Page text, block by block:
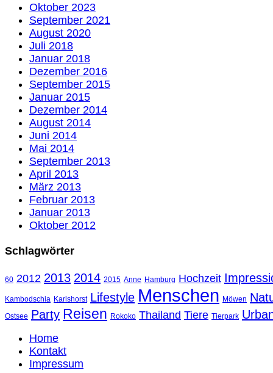
Oktober 2023
September 2021
August 2020
Juli 2018
Januar 2018
Dezember 2016
September 2015
Januar 2015
Dezember 2014
August 2014
Juni 2014
Mai 2014
September 2013
April 2013
März 2013
Februar 2013
Januar 2013
Oktober 2012
Schlagwörter
60 2012 2013 2014 2015 Anne Hamburg Hochzeit
Kambodschia Karlshorst Lifestyle Menschen Möwen
Ostsee Party Reisen Rokoko Thailand Tiere Tierpark
Home
Kontakt
Impressum